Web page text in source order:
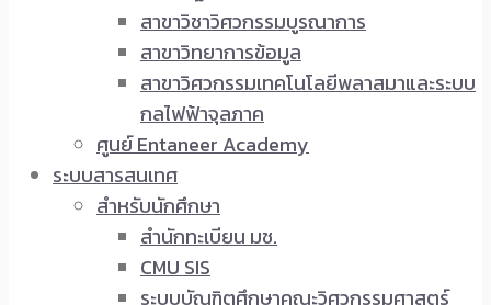
สาขาวิชาวิศวกรรมบูรณาการ
สาขาวิทยาการข้อมูล
สาขาวิศวกรรมเทคโนโลยีพลาสมาและระบบ
กลไฟฟ้าจุลภาค
ศูนย์ Entaneer Academy
ระบบสารสนเทศ
สำหรับนักศึกษา
สำนักทะเบียน มช.
CMU SIS
ระบบบัณฑิตศึกษาคณะวิศวกรรมศาสตร์